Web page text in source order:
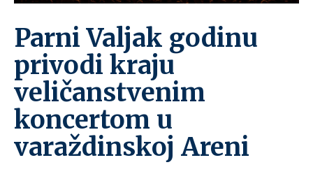
Parni Valjak godinu
privodi kraju
veličanstvenim
koncertom u
varaždinskoj Areni